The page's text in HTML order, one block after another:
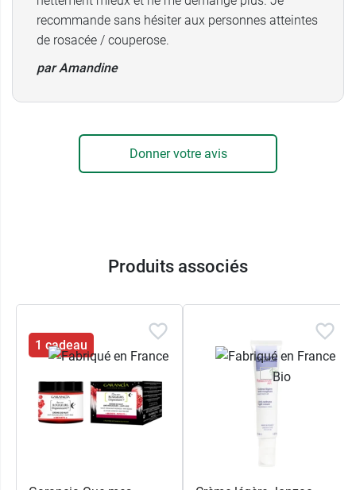
recommande sans hésiter aux personnes atteintes
de rosacée / couperose.
par Amandine
Donner votre avis
Produits associés
1 cadeau